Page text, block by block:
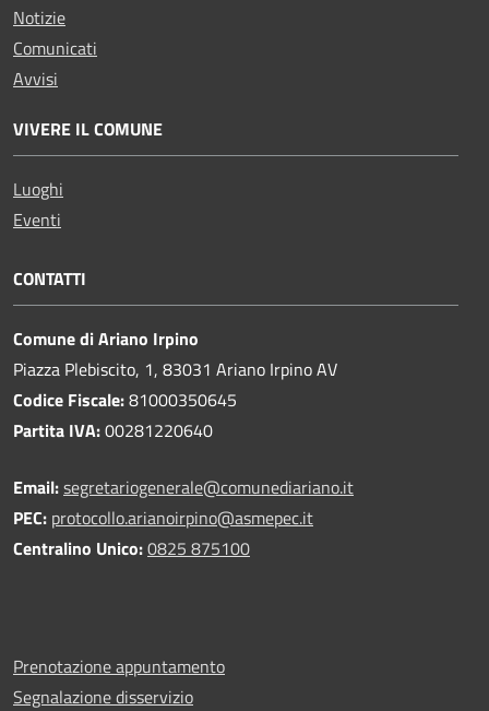
Notizie
Comunicati
Avvisi
VIVERE IL COMUNE
Luoghi
Eventi
CONTATTI
Comune di Ariano Irpino
Piazza Plebiscito, 1, 83031 Ariano Irpino AV
Codice Fiscale:81000350645
Partita IVA:00281220640
Email:segretariogenerale@comunediariano.it
PEC: protocollo.arianoirpino@asmepec.it
Centralino Unico:0825 875100
Prenotazione appuntamento
Segnalazione disservizio